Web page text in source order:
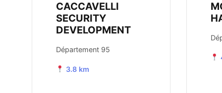
CACCAVELLI
SECURITY
DEVELOPMENT
Département 95
3.8 km